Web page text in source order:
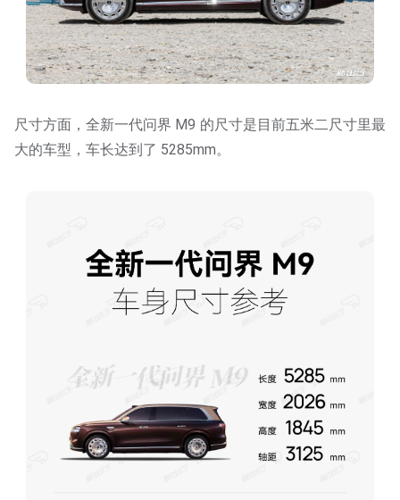
尺寸方面，全新一代问界 M9 的尺寸是目前五米二尺寸里最
大的车型，车长达到了 5285mm。